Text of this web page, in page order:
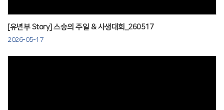
[유년부 Story] 스승의 주일 & 사생대회_260517
2026-05-17